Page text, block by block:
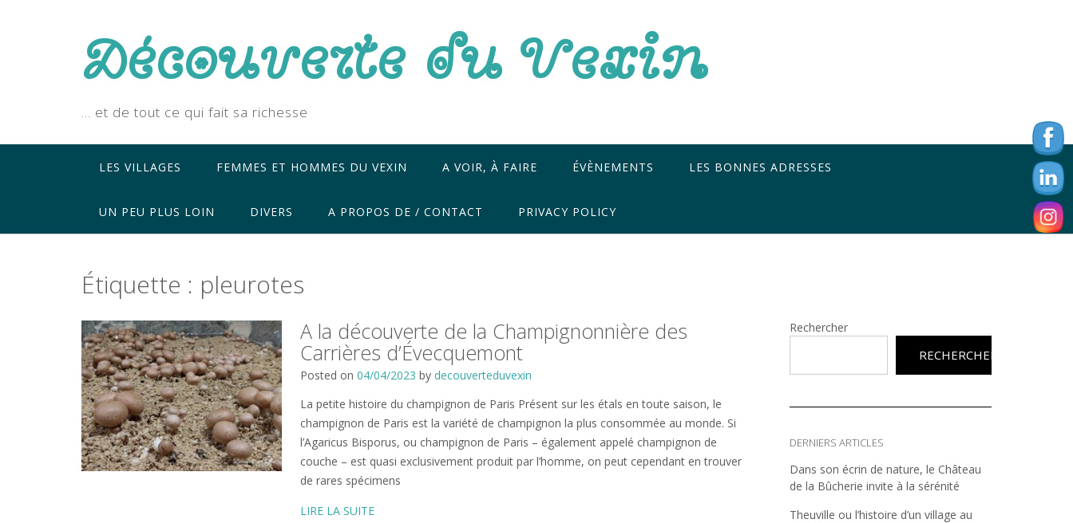
Découverte du Vexin
… et de tout ce qui fait sa richesse
LES VILLAGES FEMMES ET HOMMES DU VEXIN A VOIR, À FAIRE ÉVÈNEMENTS LES BONNES ADRESSES
UN PEU PLUS LOIN DIVERS A PROPOS DE / CONTACT PRIVACY POLICY
Étiquette : pleurotes
A la découverte de la Champignonnière des
Carrières d’Évecquemont
Posted on 04/04/2023 by decouverteduvexin
La petite histoire du champignon de Paris Présent sur les étals en toute saison, le
champignon de Paris est la variété de champignon la plus consommée au monde. Si
l’Agaricus Bisporus, ou champignon de Paris – également appelé champignon de
couche – est quasi exclusivement produit par l’homme, on peut cependant en trouver
de rares spécimens
LIRE LA SUITE
Rechercher
RECHERCHER
DERNIERS ARTICLES
Dans son écrin de nature, le Château
de la Bûcherie invite à la sérénité
Theuville ou l’histoire d’un village au